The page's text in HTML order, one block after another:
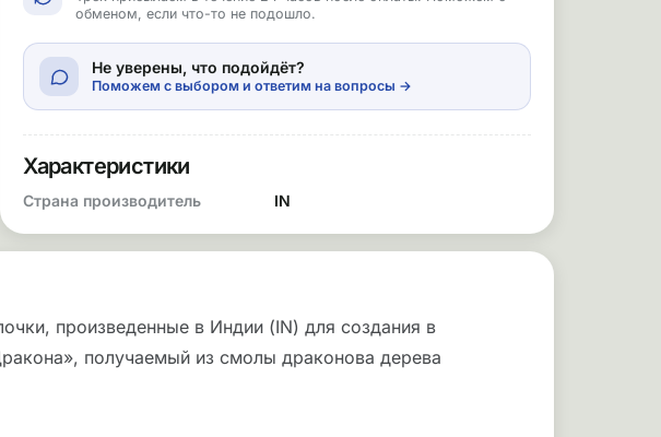
обменом, если что-то не подошло.
Не уверены, что подойдёт?
Поможем с выбором и ответим на вопросы →
Характеристики
Страна производитель IN
произведенные в Индии (IN) для создания в
получаемый из смолы драконова дерева